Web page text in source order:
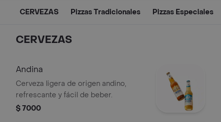
CERVEZAS Pizzas Tradicionales Pizzas Especiales
CERVEZAS
Andina
Cerveza ligera de origen andino,
refrescante y fácil de beber.
$ 7000